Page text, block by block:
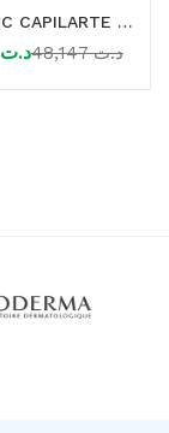
DERMEDIC CAPILARTE SHAMPOOING ANTI PELLICULAIRE 300 ML
د.ت د.ت48,147